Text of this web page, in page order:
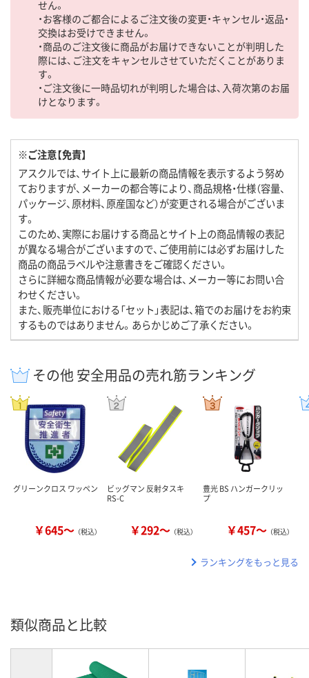
せん。
・お客様のご都合によるご注文後の変更・キャンセル・返品・
交換はお受けできません。
・商品のご注文後に商品がお届けできないことが判明した
際には、ご注文をキャンセルさせていただくことがありま
す。
・ご注文後に一時品切れが判明した場合は、入荷次第のお届
けとなります。
※ご注意【免責】
アスクルでは、サイト上に最新の商品情報を表示するよう努め
ておりますが、メーカーの都合等により、商品規格・仕様（容量、
パッケージ、原材料、原産国など）が変更される場合がございま
す。
このため、実際にお届けする商品とサイト上の商品情報の表記
が異なる場合がございますので、ご使用前には必ずお届けした
商品の商品ラベルや注意書きをご確認ください。
さらに詳細な商品情報が必要な場合は、メーカー等にお問い合
わせください。
また、販売単位における「セット」表記は、箱でのお届けをお約束
するものではありません。あらかじめご了承ください。
その他 安全用品の売れ筋ランキング
グリーンクロス ワッペン
￥645～ （税込）
ビッグマン 反射タスキ
RS-C
￥292～ （税込）
豊光 BS ハンガークリッ
プ
￥457～ （税込）
ランキングをもっと見る
類似商品と比較